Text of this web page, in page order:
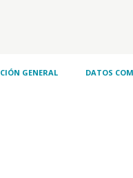
GENERAL DATOS